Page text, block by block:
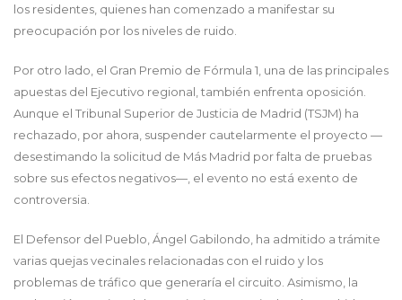
los residentes, quienes han comenzado a manifestar su
preocupación por los niveles de ruido.
Por otro lado, el Gran Premio de Fórmula 1, una de las principales
apuestas del Ejecutivo regional, también enfrenta oposición.
Aunque el Tribunal Superior de Justicia de Madrid (TSJM) ha
rechazado, por ahora, suspender cautelarmente el proyecto —
desestimando la solicitud de Más Madrid por falta de pruebas
sobre sus efectos negativos—, el evento no está exento de
controversia.
El Defensor del Pueblo, Ángel Gabilondo, ha admitido a trámite
varias quejas vecinales relacionadas con el ruido y los
problemas de tráfico que generaría el circuito. Asimismo, la